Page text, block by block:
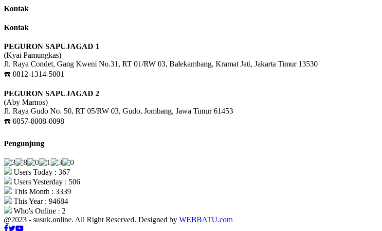
Kontak
Kontak
PEGURON SAPUJAGAD 1
(Kyai Pamungkas)
Jl. Raya Condet, Gang Kweni No.31, RT 01/RW 03, Balekambang, Kramat Jati, Jakarta Timur 13530
☎️ 0812-1314-5001
PEGURON SAPUJAGAD 2
(Aby Marnos)
Jl. Raya Gudo No. 50, RT 05/RW 03, Gudo, Jombang, Jawa Timur 61453
☎️ 0857-8008-0098
Pengunjung
Users Today : 367
Users Yesterday : 506
This Month : 3339
This Year : 94684
Who's Online : 2
@2023 - susuk.online. All Right Reserved. Designed by WEBBATU.com
Facebook
Twitter
Youtube